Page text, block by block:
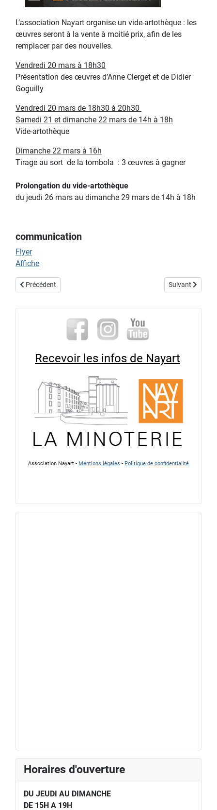
L’association Nayart organise un vide-artothèque : les
œuvres seront à la vente à moitié prix, afin de les
remplacer par des nouvelles.
Vendredi 20 mars à 18h30
Présentation des œuvres d’Anne Clerget et de Didier
Goguilly
Vendredi 20 mars de 18h30 à 20h30
Samedi 21 et dimanche 22 mars de 14h à 18h
Vide-artothèque
Dimanche 22 mars à 16h
Tirage au sort de la tombola : 3 œuvres à gagner
Prolongation du vide-artothèque
du jeudi 26 mars au dimanche 29 mars de 14h à 18h
communication
Flyer
Affiche
Article précédent : exposition « promenons-nous dans les bois... »
Précédent Article suivant :
Suivant
Recevoir les infos de Nayart
Association Nayart - Mentions légales - Politique de confidentialité
Horaires d'ouverture
DU JEUDI AU DIMANCHE
DE 15H A 19H